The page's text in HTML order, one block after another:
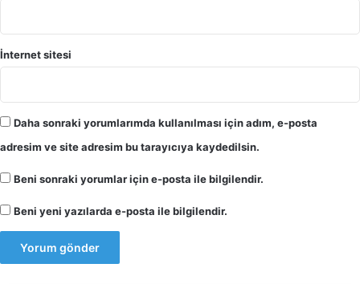
İnternet sitesi
Daha sonraki yorumlarımda kullanılması için adım, e-posta
adresim ve site adresim bu tarayıcıya kaydedilsin.
Beni sonraki yorumlar için e-posta ile bilgilendir.
Beni yeni yazılarda e-posta ile bilgilendir.